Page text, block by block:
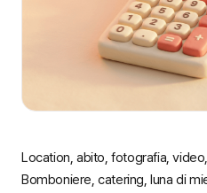
Location, abito, fotografia,
Bomboniere, catering, luna di